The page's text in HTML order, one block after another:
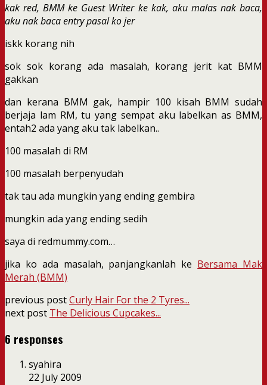
kak red, BMM ke Guest Writer ke kak, aku malas nak baca,
aku nak baca entry pasal ko jer
iskk korang nih
sok sok korang ada masalah, korang jerit kat BMM
gakkan
dan kerana BMM gak, hampir 100 kisah BMM sudah
berjaja lam RM, tu yang sempat aku labelkan as BMM,
entah2 ada yang aku tak labelkan..
100 masalah di RM
100 masalah berpenyudah
tak tau ada mungkin yang ending gembira
mungkin ada yang ending sedih
saya di redmummy.com…
jika ko ada masalah, panjangkanlah ke Bersama Mak
Merah (BMM)
previous postCurly Hair For the 2 Tyres...
next post The Delicious Cupcakes...
6 responses
syahira
22 July 2009